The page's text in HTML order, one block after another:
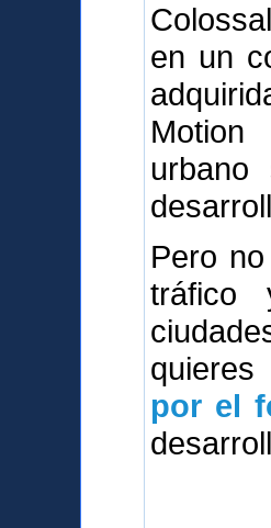
en un
Motion
Pero
tráfico
por el